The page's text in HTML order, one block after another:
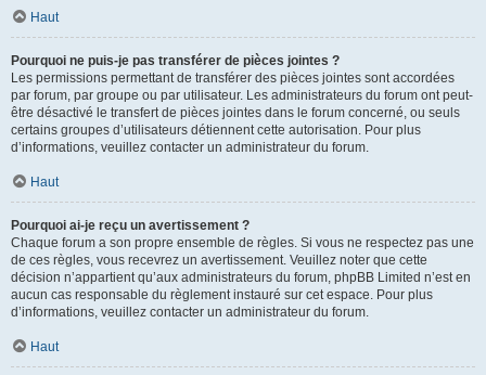
Haut
Pourquoi ne puis-je pas transférer de pièces jointes ?
Les permissions permettant de transférer des pièces jointes sont accordées
par forum, par groupe ou par utilisateur. Les administrateurs du forum ont peut-
être désactivé le transfert de pièces jointes dans le forum concerné, ou seuls
certains groupes d’utilisateurs détiennent cette autorisation. Pour plus
d’informations, veuillez contacter un administrateur du forum.
Haut
Pourquoi ai-je reçu un avertissement ?
Chaque forum a son propre ensemble de règles. Si vous ne respectez pas une
de ces règles, vous recevrez un avertissement. Veuillez noter que cette
décision n’appartient qu’aux administrateurs du forum, phpBB Limited n’est en
aucun cas responsable du règlement instauré sur cet espace. Pour plus
d’informations, veuillez contacter un administrateur du forum.
Haut